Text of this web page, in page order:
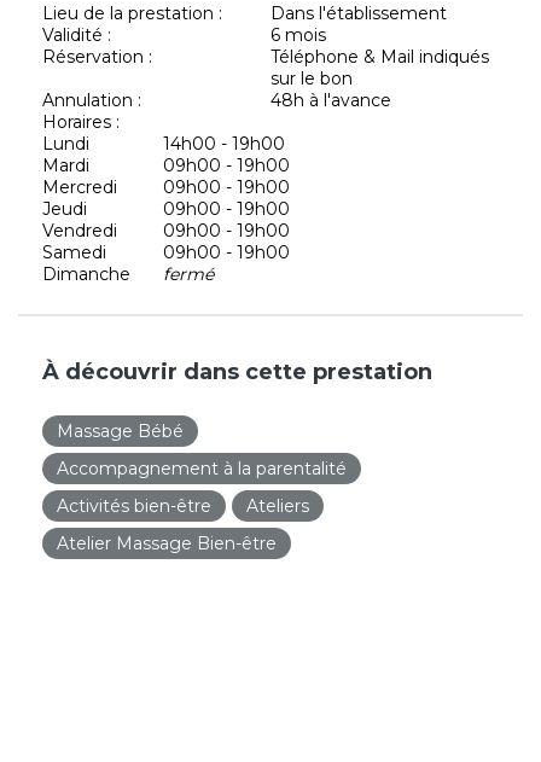
Lieu de la prestation :
Dans l'établissement
Validité :
6 mois
Réservation :
Téléphone & Mail indiqués
sur le bon
Annulation :
48h à l'avance
Horaires :
Lundi
14h00 - 19h00
Mardi
09h00 - 19h00
Mercredi
09h00 - 19h00
Jeudi
09h00 - 19h00
Vendredi
09h00 - 19h00
Samedi
09h00 - 19h00
Dimanche
fermé
À découvrir dans cette prestation
Massage Bébé
Accompagnement à la parentalité
Activités bien-être
Ateliers
Atelier Massage Bien-être